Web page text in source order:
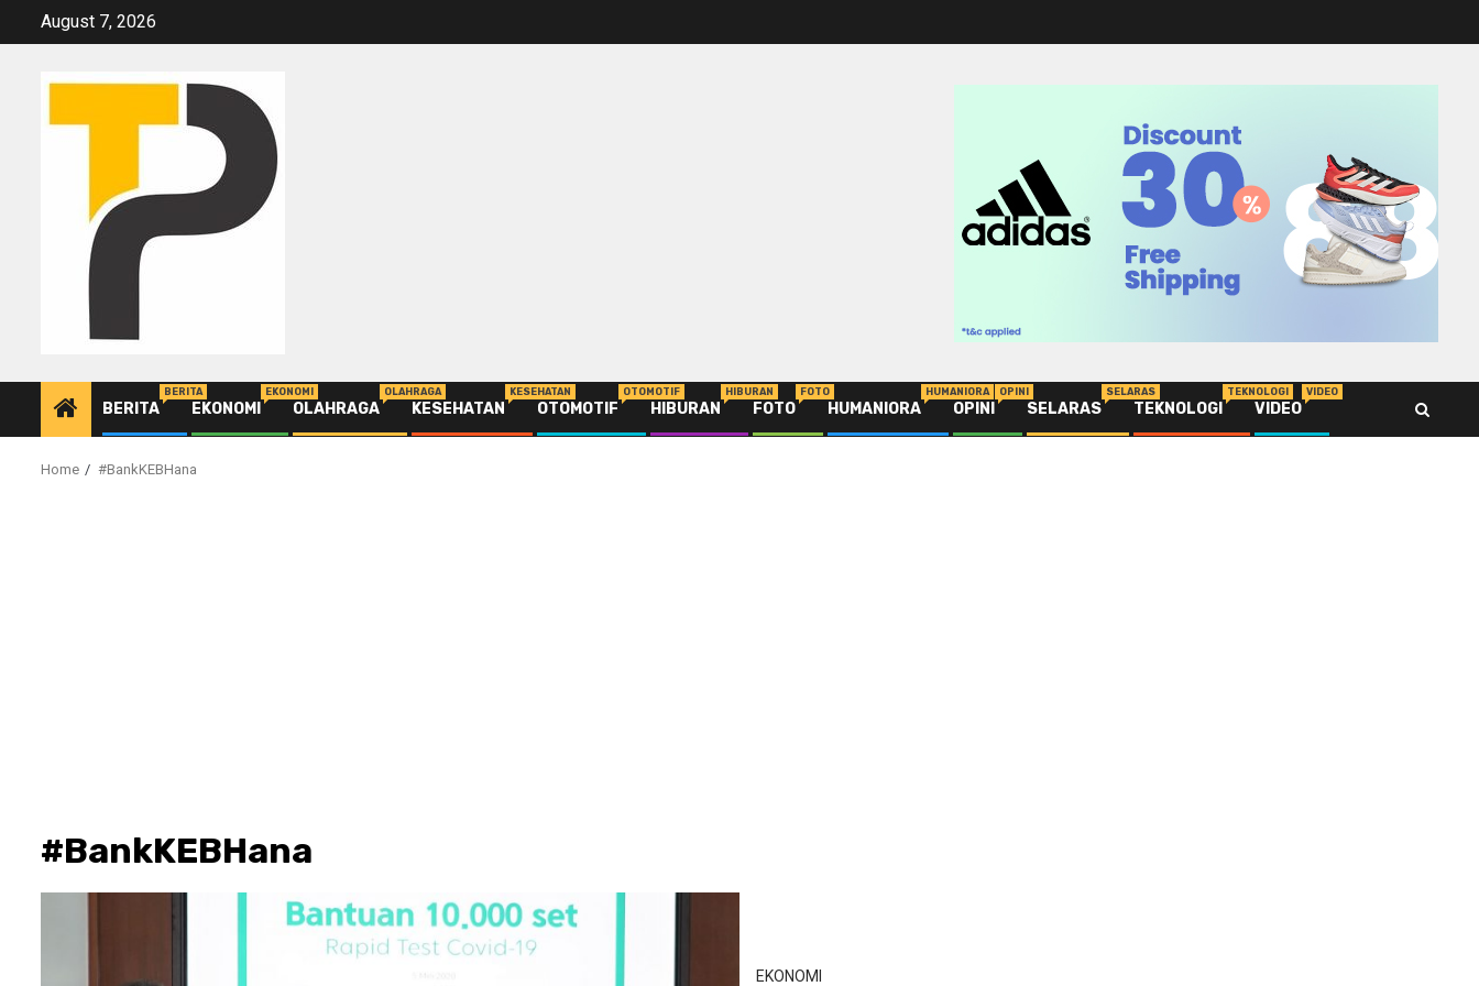
August 7, 2026
BERITA
BERITA
EKONOMI
EKONOMI
OLAHRAGA
OLAHRAGA
KESEHATAN
KESEHATAN
OTOMOTIF
OTOMOTIF
HIBURAN
HIBURAN
FOTO
FOTO
HUMANIORA
HUMANIORA
OPINI
OPINI
SELARAS
SELARAS
TEKNOLOGI
TEKNOLOGI
VIDEO
VIDEO
Home #BankKEBHana
#BankKEBHana
EKONOMI